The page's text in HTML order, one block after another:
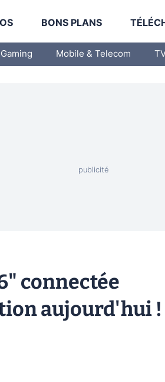
BONS PLANS
Mobile & Telecom
connectée
aujourd'hui !